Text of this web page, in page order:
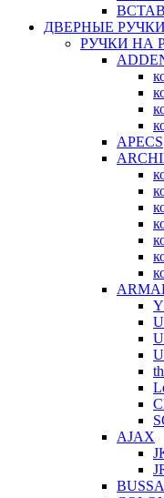
ДВЕРНЫЕ РУЧКИ
РУЧКИ НА
APECS
AJAX